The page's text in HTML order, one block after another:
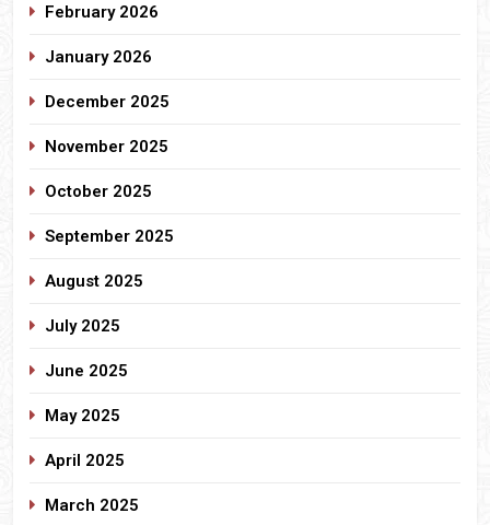
February 2026
January 2026
December 2025
November 2025
October 2025
September 2025
August 2025
July 2025
June 2025
May 2025
April 2025
March 2025